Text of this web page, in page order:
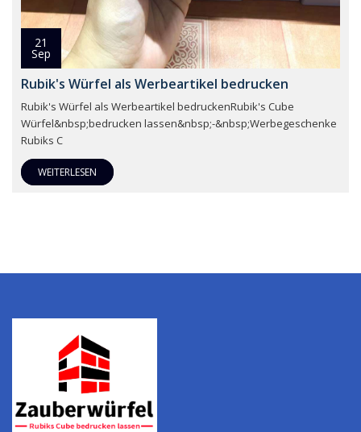
21
Sep
Rubik's Würfel als Werbeartikel bedrucken
Rubik's Würfel als Werbeartikel bedruckenRubik's Cube
Würfel&nbsp;bedrucken lassen&nbsp;-&nbsp;Werbegeschenke
Rubiks C
WEITERLESEN